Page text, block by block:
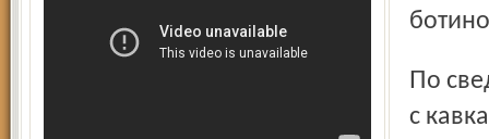
По сведениям потерпевших, один из нападавших говорил
с